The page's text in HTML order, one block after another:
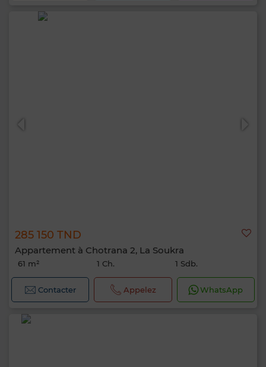
285 150 TND
Appartement à Chotrana 2, La Soukra
61 m² 1 Ch. 1 Sdb.
Contacter Appelez WhatsApp